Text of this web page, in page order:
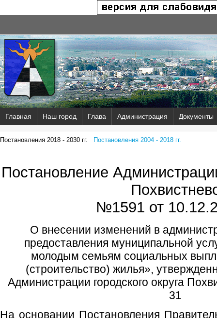
Главная Наш город Глава Администрация Документы
Постановления 2018 - 2030 гг. Постановления 2004 - 2018 гг.
Постановление
№1591 от
О внесении изменений в
предоставления муниципальной
молодым семьям социальных
(строительство) жилья»,
Администрации городского округа
31
На основании Постановления